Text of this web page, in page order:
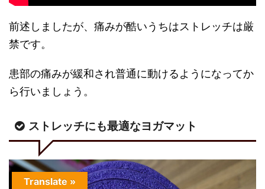
前述しましたが、痛みが酷いうちはストレッチは厳
禁です。
患部の痛みが緩和され普通に動けるようになってか
ら行いましょう。
ストレッチにも最適なヨガマット
Translate »